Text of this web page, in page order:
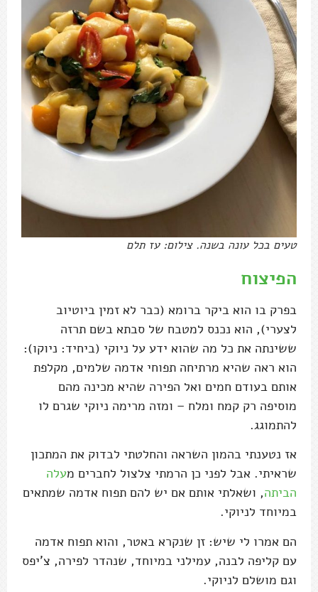
טעים בכל עונה בשנה. צילום: עז תלם
הפיצוח
בפרק בו הוא ביקר ברומא (כבר לא זמין ביוטיוב
לצערי), הוא נכנס למטבח של סבתא בשם תרזה
ששינתה את כל מה שהוא ידע על ניוקי (ביחיד: ניוקו):
הוא ראה שהיא מרתיחה תפוחי אדמה שלמים, מקלפת
אותם בעודם חמים ואל הפירה שהיא מכינה מהם
מוסיפה רק קמח ומלח – ומזה מרימה ניוקי שגרם לו
להתמוגג.
אז נטענתי בהמון השראה והחלטתי לבדוק את המתכון
שראיתי. אבל לפני כן הרמתי צלצול לחברים מעלה
הביתה, ושאלתי אותם אם יש להם תפוח אדמה שמתאים
במיוחד לניוקי.
הם אמרו לי שיש: זן שנקרא באטר, והוא תפוח אדמה
עם קליפה לבנה, עמילני במיוחד, שנהדר לפירה, צ'יפס
וגם מושלם לניוקי.